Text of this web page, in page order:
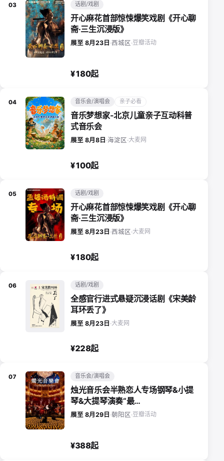
03 话剧/戏剧
开心麻花首部惊悚爆笑戏剧《开心聊
斋·三生沉浸版》
展至 8月23日 ·西城区·豆瓣活动
¥180起
04 音乐会/演唱会 亲子必看
音乐梦想家-北京儿童亲子互动科普
式音乐会
展至 8月8日 ·海淀区·大麦网
¥100起
05 话剧/戏剧
开心麻花首部惊悚爆笑戏剧《开心聊
斋·三生沉浸版》
展至 8月23日 ·西城区·大麦网
¥180起
06 话剧/戏剧
全感官行进式悬疑沉浸话剧《宋美龄
耳环丢了》
展至 8月23日 ·大麦网
¥228起
07 音乐会/演唱会
烛光音乐会半熟恋人专场钢琴&小提
琴&大提琴演奏“最…
展至 8月29日 ·朝阳区·豆瓣活动
¥388起